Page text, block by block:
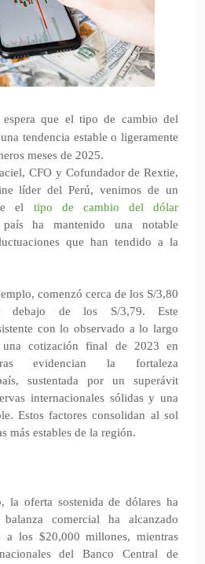
espera que el tipo de cambio del
tendencia estable o ligeramente
meses de 2025.
CFO y Cofundador de Rextie,
líder del Perú, venimos de un
el tipo de cambio del dólar
ha mantenido una notable
que han tendido a la
comenzó cerca de los S/3,80
debajo de los S/3,79. Este
con lo observado a lo largo
una cotización final de 2023 en
evidencian la fortaleza
sustentada por un superávit
internacionales sólidas y una
Estos factores consolidan al sol
más estables de la región.
la oferta sostenida de dólares ha
comercial ha alcanzado
a los $20,000 millones, mientras
del Banco Central de